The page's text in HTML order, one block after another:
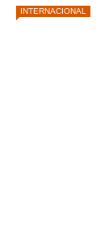
INTERNACIONAL